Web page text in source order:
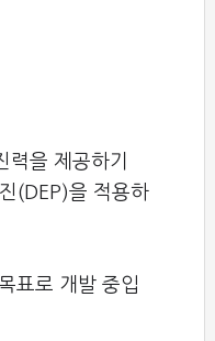
을 제공하기
(DEP)을 적용하
표로 개발 중입